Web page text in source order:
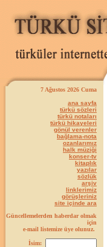
7 Ağustos 2026 Cuma
ana sayfa
türkü sözleri
türkü notaları
türkü hikayeleri
gönül verenler
bağlama-nota
ozanlarımız
halk müziği
konser-tv
kitaplık
yazılar
sözlük
arşiv
linklerimiz
görüşleriniz
site içinde ara
Güncellemelerden haberdar olmak
için
e-mail listemize üye olunuz.
İsim: